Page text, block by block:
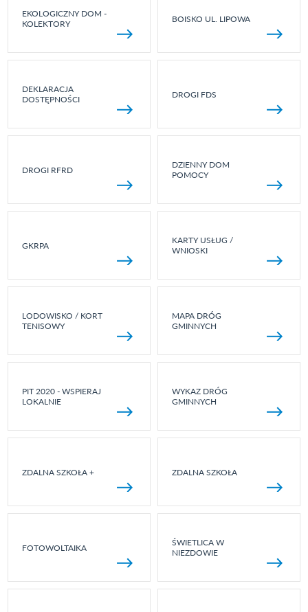
EKOLOGICZNY DOM -
KOLEKTORY
BOISKO UL. LIPOWA
DEKLARACJA
DOSTĘPNOŚCI
DROGI FDS
DROGI RFRD
DZIENNY DOM
POMOCY
GKRPA
KARTY USŁUG /
WNIOSKI
LODOWISKO / KORT
TENISOWY
MAPA DRÓG
GMINNYCH
PIT 2020 - WSPIERAJ
LOKALNIE
WYKAZ DRÓG
GMINNYCH
ZDALNA SZKOŁA + ZDALNA SZKOŁA
FOTOWOLTAIKA
ŚWIETLICA W
NIEZDOWIE